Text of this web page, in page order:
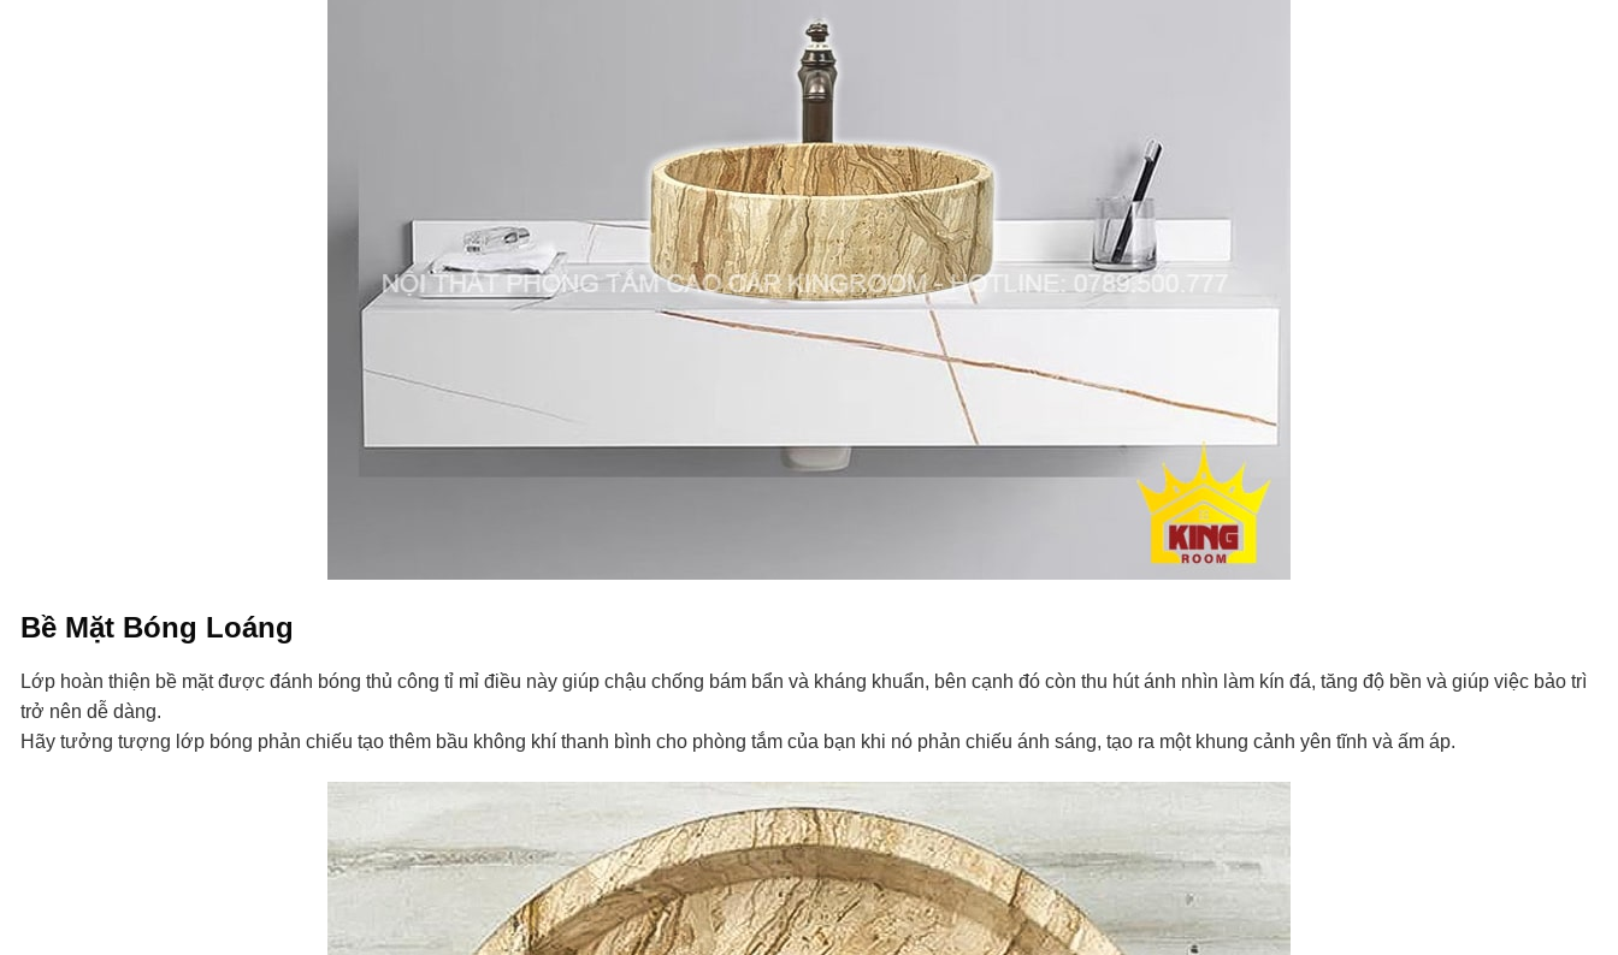
Bề Mặt Bóng Loáng
Lớp hoàn thiện bề mặt được đánh bóng thủ công tỉ mỉ điều này giúp chậu chống bám bẩn và kháng khuẩn, bên cạnh đó còn thu hút ánh nhìn làm kín đá, tăng độ bền và giúp việc bảo trì
trở nên dễ dàng.
Hãy tưởng tượng lớp bóng phản chiếu tạo thêm bầu không khí thanh bình cho phòng tắm của bạn khi nó phản chiếu ánh sáng, tạo ra một khung cảnh yên tĩnh và ấm áp.